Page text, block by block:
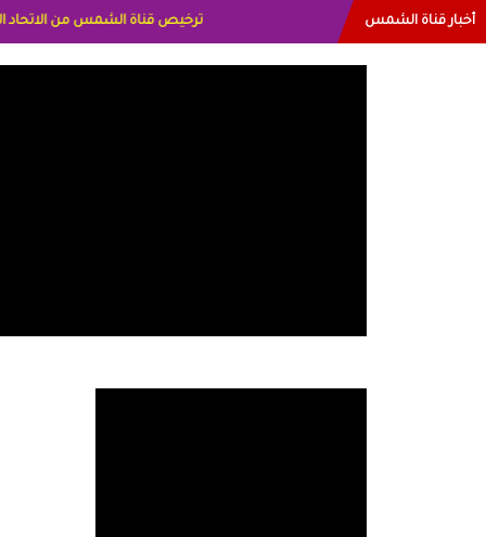
أخبار قناة الشمس